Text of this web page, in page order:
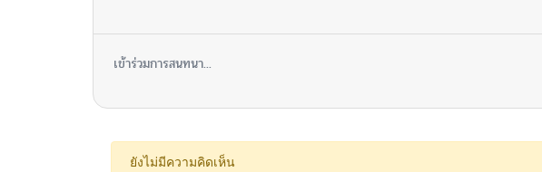
เข้าร่วมการสนทนา...
ยังไม่มีความคิดเห็น